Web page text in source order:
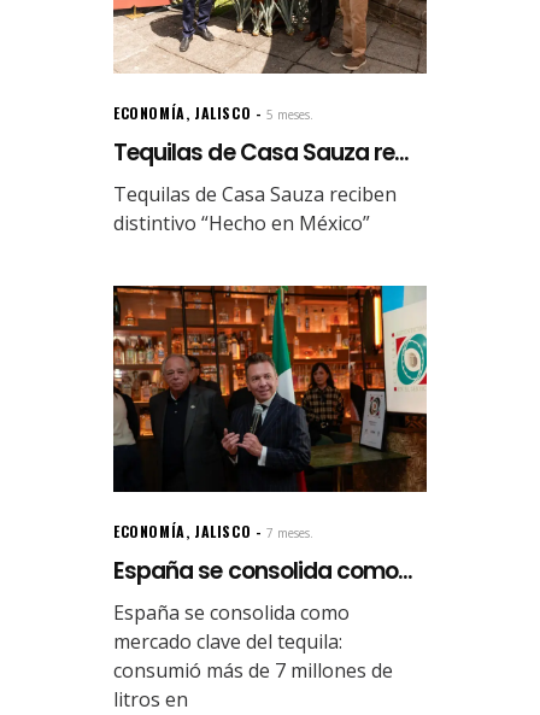
ECONOMÍA, JALISCO 5 meses.
Tequilas de Casa Sauza re...
Tequilas de Casa Sauza reciben
distintivo “Hecho en México”
ECONOMÍA, JALISCO 7 meses.
España se consolida como...
España se consolida como
mercado clave del tequila:
consumió más de 7 millones de
litros en